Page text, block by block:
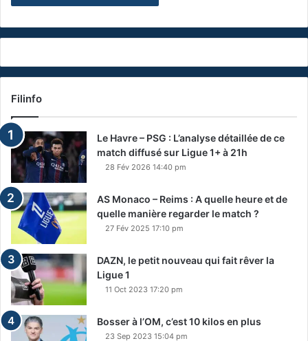
Filinfo
Le Havre – PSG : L’analyse détaillée de ce
match diffusé sur Ligue 1+ à 21h
28 Fév 2026 14:40 pm
AS Monaco – Reims : A quelle heure et de
quelle manière regarder le match ?
27 Fév 2025 17:10 pm
DAZN, le petit nouveau qui fait rêver la
Ligue 1
11 Oct 2023 17:20 pm
Bosser à l’OM, c’est 10 kilos en plus
23 Sep 2023 15:04 pm